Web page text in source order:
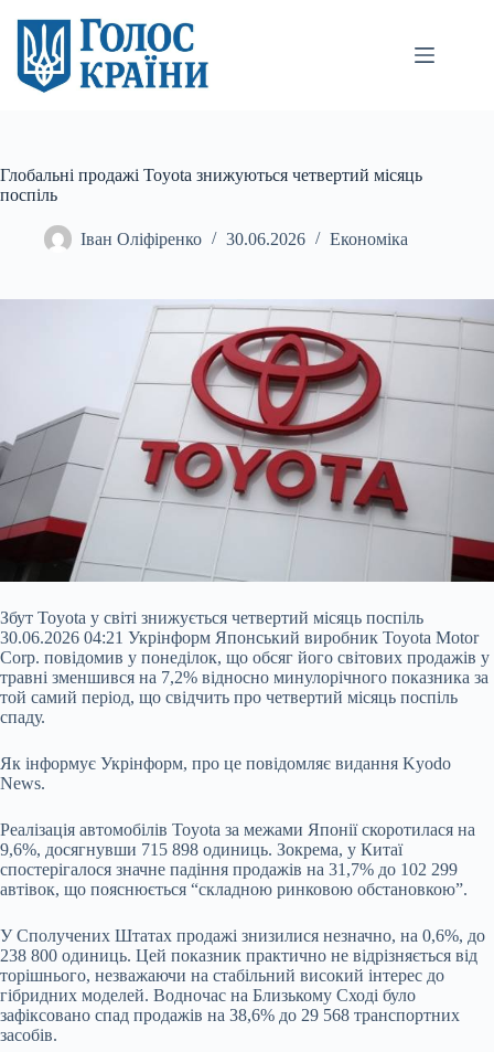
вмісту
Глобальні продажі Toyota знижуються четвертий місяць
поспіль
Іван Оліфіренко 30.06.2026 Економіка
Збут Toyota у світі знижується четвертий місяць поспіль
30.06.2026 04:21 Укрінформ Японський виробник Toyota Motor
Corp. повідомив у понеділок, що обсяг його світових продажів у
травні зменшився на 7,2% відносно минулорічного показника за
той самий період, що свідчить про четвертий місяць поспіль
спаду.
Як інформує Укрінформ, про це повідомляє видання Kyodo
News.
Реалізація автомобілів Toyota за межами Японії скоротилася на
9,6%, досягнувши 715 898 одиниць. Зокрема, у Китаї
спостерігалося значне падіння продажів на 31,7% до 102 299
автівок, що пояснюється “складною ринковою обстановкою”.
У Сполучених Штатах продажі знизилися незначно, на 0,6%, до
238 800 одиниць. Цей показник практично не відрізняється від
торішнього, незважаючи на стабільний високий інтерес до
гібридних моделей. Водночас на Близькому Сході було
зафіксовано спад продажів на 38,6% до 29 568 транспортних
засобів.